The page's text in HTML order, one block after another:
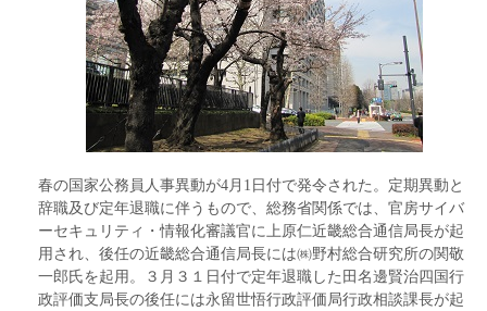
春の国家公務員人事異動が4月1日付で発令された。定期異動と
辞職及び定年退職に伴うもので、総務省関係では、官房サイバ
ーセキュリティ・情報化審議官に上原仁近畿総合通信局長が起
用され、後任の近畿総合通信局長には㈱野村総合研究所の関敬
一郎氏を起用。３月３１日付で定年退職した田名邊賢治四国行
政評価支局長の後任には永留世悟行政評価局行政相談課長が起